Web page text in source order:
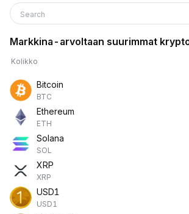
Search
Markkina-arvoltaan suurimmat
Kolikko
Bitcoin
BTC
Ethereum
ETH
Solana
SOL
XRP
XRP
USD1
USD1